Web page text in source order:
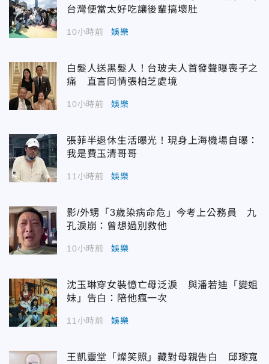
台灣便當太好吃讓後輩搞壞肚
10小時前 娛樂
白髮人送黑髮人！台玻夫人首發聲曝喪子之
痛 直言同情張柏芝處境
10小時前 娛樂
張菲半退休生活曝光！現身上海機場自曝：
我是費玉清哥哥
11小時前 娛樂
影/外甥「3歲染病命危」今考上公務員 九
孔淚崩：曾想過別救他
10小時前 娛樂
沈玉琳穿女裝憶亡母泛淚 與潘若迪「變姐
妹」告白：陪他瘋一次
11小時前 娛樂
王凱靈堂「燦笑照」藏對母親告白 邱瓈寬